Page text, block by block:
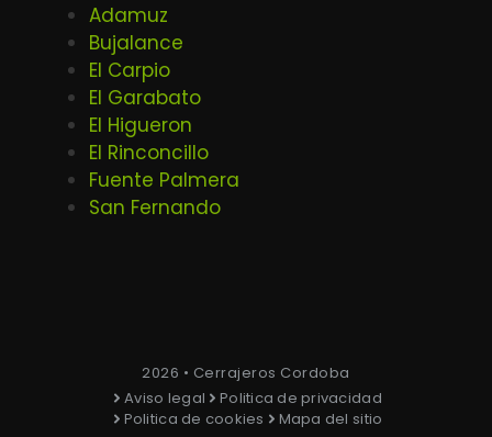
Adamuz
Bujalance
El Carpio
El Garabato
El Higueron
El Rinconcillo
Fuente Palmera
San Fernando
2026 • Cerrajeros Cordoba
Aviso legal
Politica de privacidad
Politica de cookies
Mapa del sitio